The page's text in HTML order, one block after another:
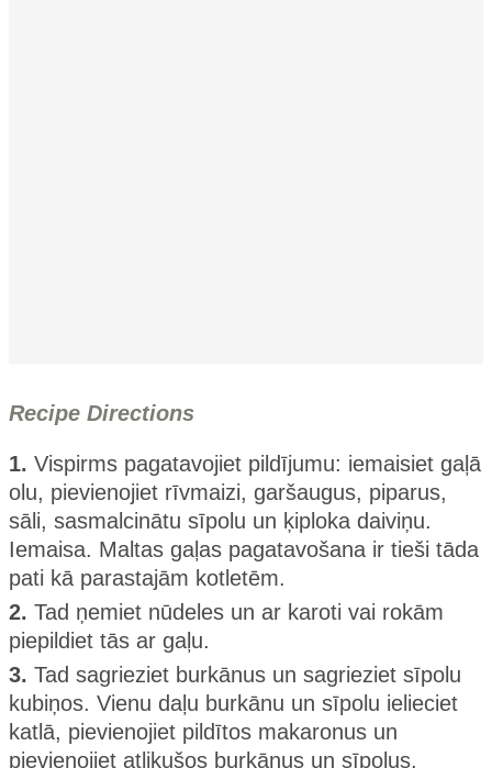
Recipe Directions
1. Vispirms pagatavojiet pildījumu: iemaisiet gaļā
olu, pievienojiet rīvmaizi, garšaugus, piparus,
sāli, sasmalcinātu sīpolu un ķiploka daiviņu.
Iemaisa. Maltas gaļas pagatavošana ir tieši tāda
pati kā parastajām kotletēm.
2. Tad ņemiet nūdeles un ar karoti vai rokām
piepildiet tās ar gaļu.
3. Tad sagrieziet burkānus un sagrieziet sīpolu
kubiņos. Vienu daļu burkānu un sīpolu ielieciet
katlā, pievienojiet pildītos makaronus un
pievienojiet atlikušos burkānus un sīpolus.